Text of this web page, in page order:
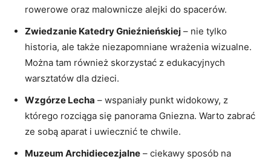
rowerowe‌ oraz⁢ malownicze alejki do spacerów.
Zwiedzanie ‍Katedry⁤ Gnieźnieńskiej – nie tylko⁣
historia,‍ ale także niezapomniane wrażenia wizualne. ​
Można tam również‌ skorzystać z edukacyjnych
warsztatów dla dzieci.
Wzgórze Lecha –⁣ wspaniały punkt widokowy, z​
którego rozciąga się⁤ panorama Gniezna. Warto zabrać
ze sobą aparat i⁣ uwiecznić ‌te⁤ chwile.
Muzeum ​Archidiecezjalne – ciekawy sposób na